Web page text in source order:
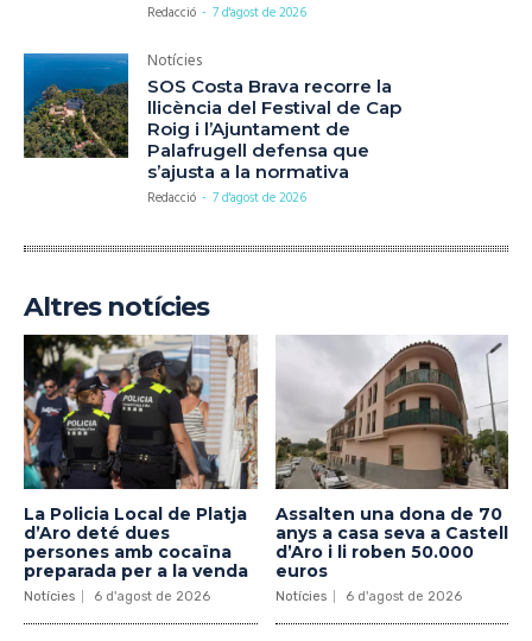
Redacció - 7 d'agost de 2026
Notícies
SOS Costa Brava recorre la
llicència del Festival de Cap
Roig i l’Ajuntament de
Palafrugell defensa que
s’ajusta a la normativa
Redacció - 7 d'agost de 2026
Altres notícies
La Policia Local de Platja
d’Aro deté dues
persones amb cocaïna
preparada per a la venda
Notícies 6 d'agost de 2026
Assalten una dona de 70
anys a casa seva a Castell
d’Aro i li roben 50.000
euros
Notícies 6 d'agost de 2026